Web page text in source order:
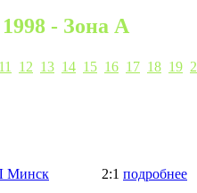
- Зона А
11 12 13 14 15 16 17 18 19
Минск 2:1 подробнее